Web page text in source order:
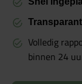
Volledig
binnen 24